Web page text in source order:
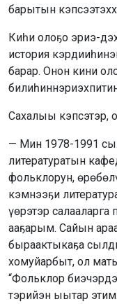
барытын
Киһи олоҕо эриэ-
история
барар. Онон кини
Сахалыы кэпсэтэр,
— Мин 1978-1991
литературатын
фольклорун,
кэмнээҕи
үөрэтэр салааларга
ааҕарым. Сайын
быраактыкаҕа
хомуйарбыт, ол
“Фольклор
тэрийэн ыытар этим.